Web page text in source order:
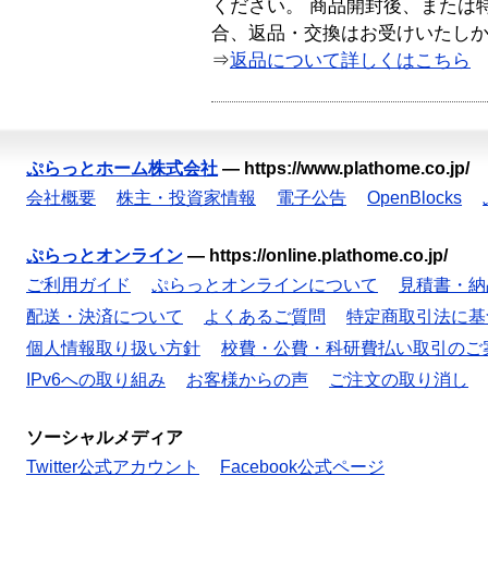
ください。 商品開封後、または
合、返品・交換はお受けいたし
⇒返品について詳しくはこちら
ぷらっとホーム株式会社 — https://www.plathome.co.jp/
会社概要
株主・投資家情報 電子公告 OpenBlocks
ぷらっとオンライン — https://online.plathome.co.jp/
ご利用ガイド
ぷらっとオンラインについて
見積書・
配送・決済について
よくあるご質問
特定商取引法に
個人情報取り扱い方針
校費・公費・科研費払い取引のご
IPv6への取り組み
お客様からの声 ご注文の取り消し
ソーシャルメディア
Twitter公式アカウント
Facebook公式ページ